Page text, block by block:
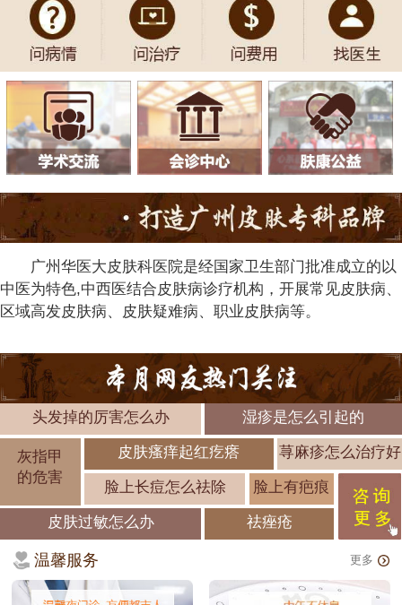
广州华医大皮肤科医院是经国家卫生部门批准成立的以
中医为特色,中西医结合皮肤病诊疗机构，开展常见皮肤病、
区域高发皮肤病、皮肤疑难病、职业皮肤病等。
头发掉的厉害怎么办 湿疹是怎么引起的
灰指甲
的危害
皮肤瘙痒起红疙瘩 荨麻疹怎么治疗好
脸上长痘怎么祛除 脸上有疤痕
皮肤过敏怎么办 祛痤疮
温馨服务 更多